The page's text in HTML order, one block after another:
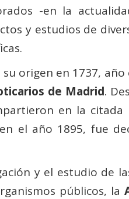
-en la
y estudios de
origen en 1737,
de Madrid.
en la citada
el año 1895, fue
y el estudio de
públicos, la